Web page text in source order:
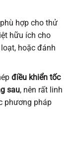
hợp cho thử
hữu ích cho
hoặc đánh
điều khiển tốc
sau, nên rất linh
phương pháp